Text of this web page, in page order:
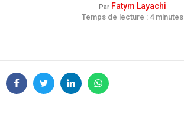
Par Fatym Layachi
Temps de lecture : 4 minutes